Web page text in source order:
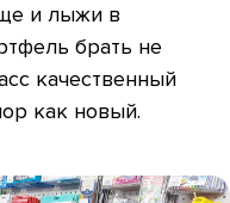
и лыжи в
брать не
качественный
как новый.